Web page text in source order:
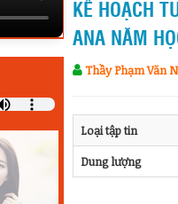
KẾ HOẠCH
ANA NĂM
Thầy Phạm Văn
Loại tập tin
Dung lượng